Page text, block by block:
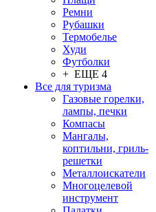
Ремни
Рубашки
Термобелье
Худи
Футболки
+ ЕЩЕ 4
Все для туризма
Газовые горелки,
лампы, печки
Компасы
Мангалы,
коптильни, гриль-
решетки
Металлоискатели
Многоцелевой
инструмент